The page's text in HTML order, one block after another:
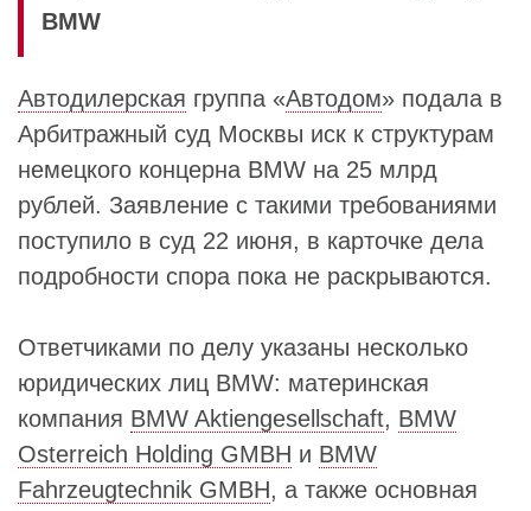
BMW
Автодилерская группа «Автодом» подала в
Арбитражный суд Москвы иск к структурам
немецкого концерна BMW на 25 млрд
рублей. Заявление с такими требованиями
поступило в суд 22 июня, в карточке дела
подробности спора пока не раскрываются.
Ответчиками по делу указаны несколько
юридических лиц BMW: материнская
компания BMW Aktiengesellschaft, BMW
Osterreich Holding GMBH и BMW
Fahrzeugtechnik GMBH, а также основная